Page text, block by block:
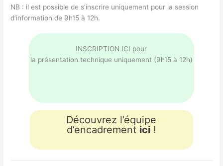
NB : il est possible de s’inscrire uniquement pour la session
d’information de 9h15 à 12h.
INSCRIPTION ICI pour
la présentation technique uniquement (9h15 à 12h)
Découvrez l’équipe
d’encadrement ici!